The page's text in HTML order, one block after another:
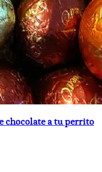
chocolate a tu perrito